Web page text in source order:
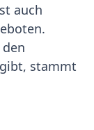
auch
stammt